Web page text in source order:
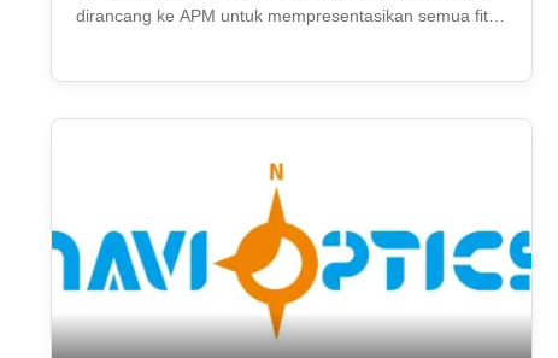
dirancang ke APM untuk mempresentasikan semua fitur
INS ...